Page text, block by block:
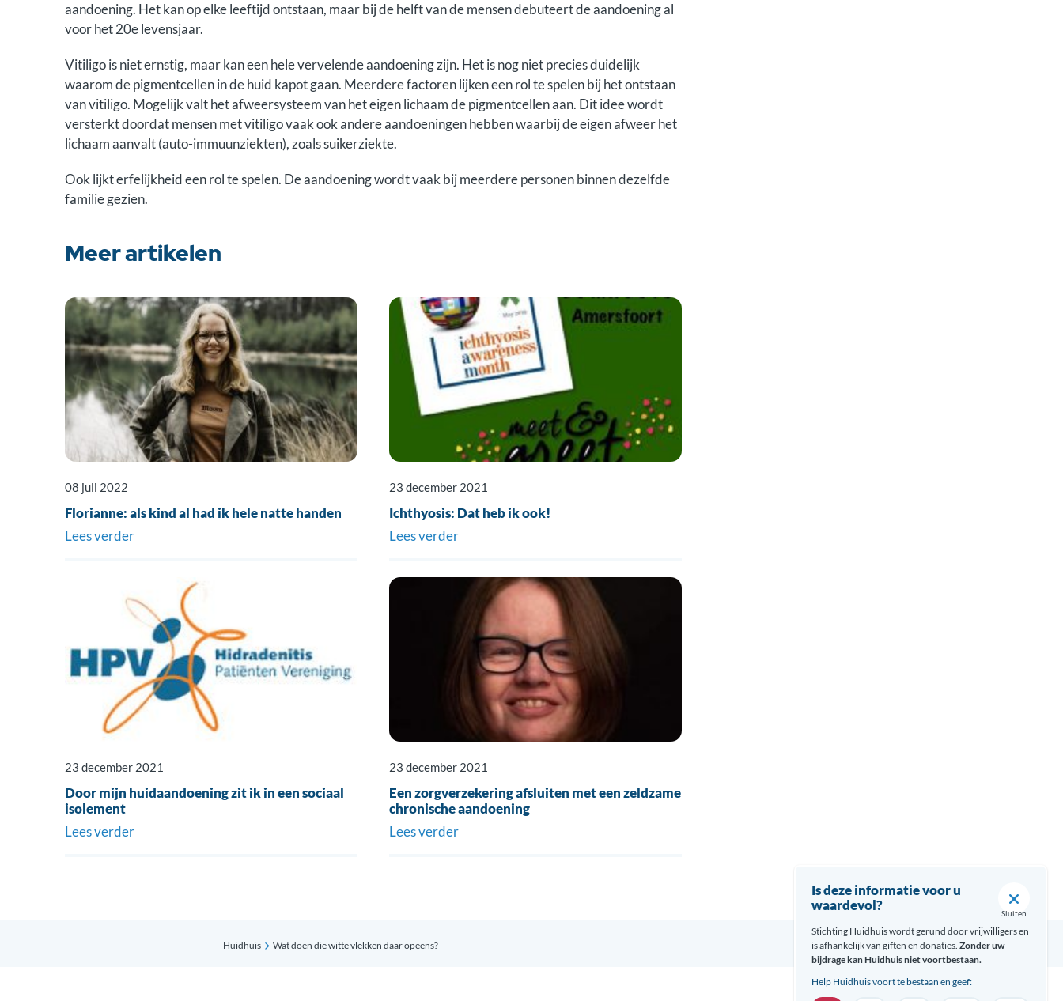
aandoening. Het kan op elke leeftijd ontstaan, maar bij de helft van de mensen debuteert de aandoening al
voor het 20e levensjaar.
Vitiligo is niet ernstig, maar kan een hele vervelende aandoening zijn. Het is nog niet precies duidelijk
waarom de pigmentcellen in de huid kapot gaan. Meerdere factoren lijken een rol te spelen bij het ontstaan
van vitiligo. Mogelijk valt het afweersysteem van het eigen lichaam de pigmentcellen aan. Dit idee wordt
versterkt doordat mensen met vitiligo vaak ook andere aandoeningen hebben waarbij de eigen afweer het
lichaam aanvalt (auto-immuunziekten), zoals suikerziekte.
Ook lijkt erfelijkheid een rol te spelen. De aandoening wordt vaak bij meerdere personen binnen dezelfde
familie gezien.
Meer artikelen
08 juli 2022
Florianne: als kind al had ik hele natte handen
Lees verder
23 december 2021
Ichthyosis: Dat heb ik ook!
Lees verder
23 december 2021
Door mijn huidaandoening zit ik in een sociaal
isolement
Lees verder
23 december 2021
Een zorgverzekering afsluiten met een zeldzame
chronische aandoening
Lees verder
Huidhuis Wat doen die witte vlekken daar opeens?
Is deze informatie voor u
waardevol?
Sluiten
Stichting Huidhuis wordt gerund door vrijwilligers en
is afhankelijk van giften en donaties. Zonder uw
bijdrage kan Huidhuis niet voortbestaan.
Help Huidhuis voort te bestaan en geef: